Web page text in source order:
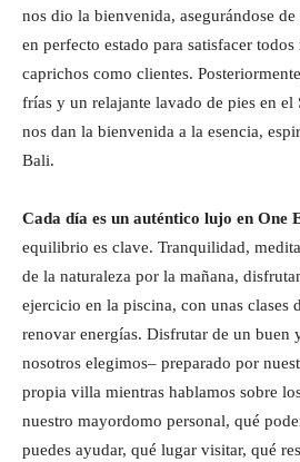
nos dio la bienvenida, asegurándose
en perfecto estado para satisfacer todos
caprichos como clientes.
frías y un relajante lavado de pies en
nos dan la bienvenida a la esencia,
Bali.
Cada día es un auténtico lujo en One
equilibrio es clave. Tranquilidad,
de la naturaleza por la mañana,
ejercicio en la piscina, con unas clases
renovar energías. Disfrutar de un buen
nosotros elegimos– preparado por
propia villa mientras hablamos sobre
nuestro mayordomo personal, qué
puedes ayudar, qué lugar visitar, qué